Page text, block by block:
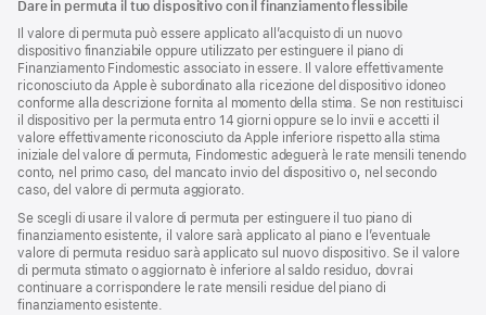
Dare in permuta il tuo dispositivo con il finanziamento flessibile
Il valore di permuta può essere applicato all’acquisto di un nuovo
dispositivo finanziabile oppure utilizzato per estinguere il piano di
Finanziamento Findomestic associato in essere. Il valore effettivamente
riconosciuto da Apple è subordinato alla ricezione del dispositivo idoneo
conforme alla descrizione fornita al momento della stima. Se non restituisci
il dispositivo per la permuta entro 14 giorni oppure se lo invii e accetti il
valore effettivamente riconosciuto da Apple inferiore rispetto alla stima
iniziale del valore di permuta, Findomestic adeguerà le rate mensili tenendo
conto, nel primo caso, del mancato invio del dispositivo o, nel secondo
caso, del valore di permuta aggiorato.
Se scegli di usare il valore di permuta per estinguere il tuo piano di
finanziamento esistente, il valore sarà applicato al piano e l’eventuale
valore di permuta residuo sarà applicato sul nuovo dispositivo. Se il valore
di permuta stimato o aggiornato è inferiore al saldo residuo, dovrai
continuare a corrispondere le rate mensili residue del piano di
finanziamento esistente.